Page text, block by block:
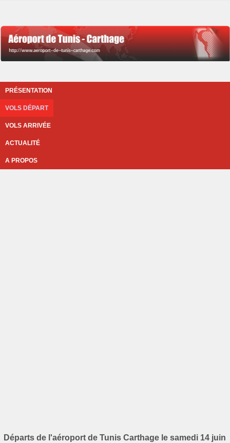
PRÉSENTATION
VOLS DÉPART
VOLS ARRIVÉE
ACTUALITÉ
A PROPOS
Départs de l'aéroport de Tunis Carthage le samedi 14 juin